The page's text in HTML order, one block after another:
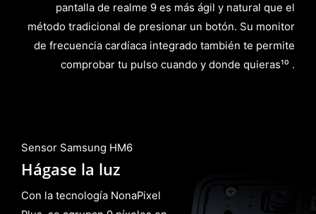
pantalla de realme 9 es más ágil y natural que el
método tradicional de presionar un botón. Su monitor
de frecuencia cardíaca integrado también te permite
comprobar tu pulso cuando y donde quieras¹⁰ .
Sensor Samsung HM6
Hágase la luz
Con la tecnología NonaPixel